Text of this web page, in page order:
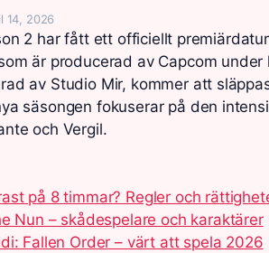
14, 2026
2 har fått ett officiellt
är producerad av Capcom
av Studio Mir, kommer att
säsongen fokuserar på den
och Vergil.
på 8 timmar? Regler och
Nun – skådespelare och karaktärer
Fallen Order – värt att spela 2026